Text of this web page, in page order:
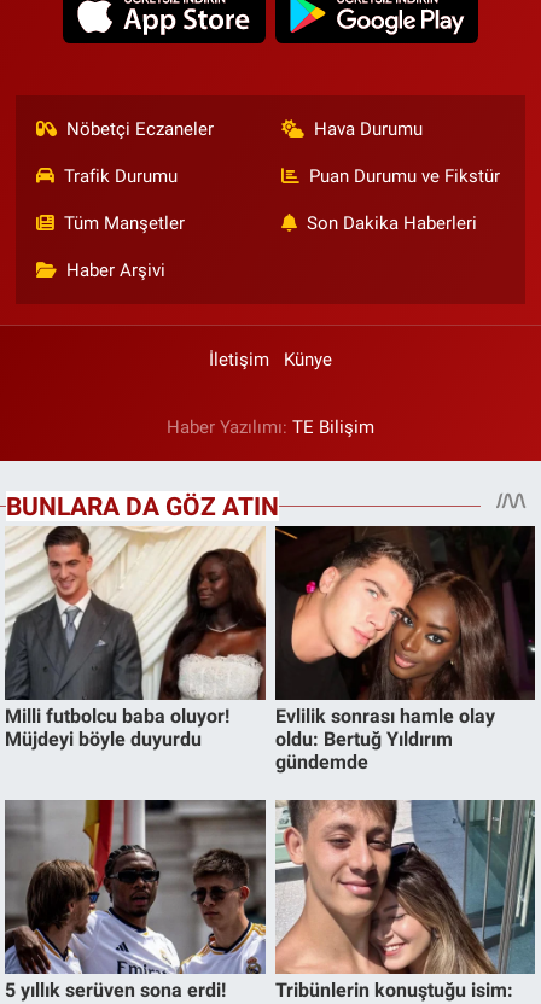
Nöbetçi Eczaneler Hava Durumu
Trafik Durumu Puan Durumu ve Fikstür
Tüm Manşetler Son Dakika Haberleri
Haber Arşivi
İletişim Künye
Haber Yazılımı: TE Bilişim